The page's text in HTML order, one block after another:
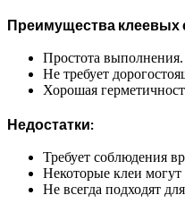
Преимущества клеевых
Простота выполнения.
Не требует
Хорошая
Недостатки:
Требует соблюдения
Некоторые клеи могут
Не всегда подходят